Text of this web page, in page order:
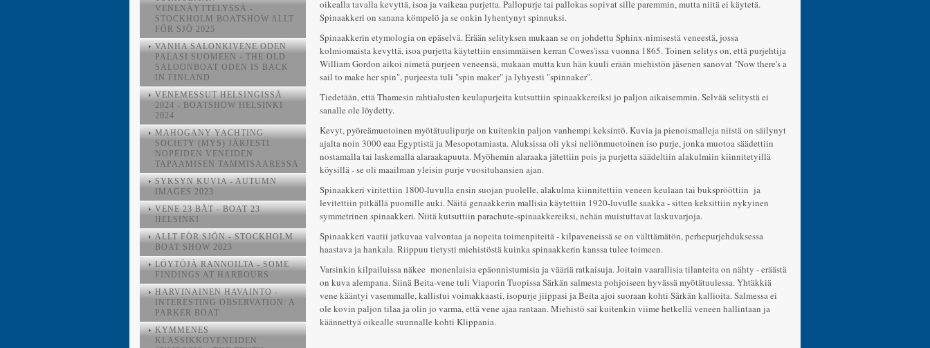
oikealla tavalla kevyttä, isoa ja vaikeaa purjetta. Pallopurje tai pallokas sopivat sille paremmin, mutta niitä ei käytetä.
Spinaakkeri on sanana kömpelö ja se onkin lyhentynyt spinnuksi.
Spinaakkerin etymologia on epäselvä. Erään selityksen mukaan se on johdettu Sphinx-nimisestä veneestä, jossa
kolmiomaista kevyttä, isoa purjetta käytettiin ensimmäisen kerran Cowes'issa vuonna 1865. Toinen selitys on, että purjehtija
William Gordon aikoi nimetä purjeen veneensä, mukaan mutta kun hän kuuli erään miehistön jäsenen sanovat "Now there's a
sail to make her spin", purjeesta tuli "spin maker" ja lyhyesti "spinnaker".
Tiedetään, että Thamesin rahtialusten keulapurjeita kutsuttiin spinaakkereiksi jo paljon aikaisemmin. Selvää selitystä ei
sanalle ole löydetty.
Kevyt, pyöreämuotoinen myötätuulipurje on kuitenkin paljon vanhempi keksintö. Kuvia ja pienoismalleja niistä on säilynyt
ajalta noin 3000 eaa Egyptistä ja Mesopotamiasta. Aluksissa oli yksi neliönmuotoinen iso purje, jonka muotoa säädettiin
nostamalla tai laskemalla alaraakapuuta. Myöhemin alaraaka jätettiin pois ja purjetta säädeltiin alakulmiin kiinnitetyillä
köysillä - se oli maailman yleisin purje vuosituhansien ajan.
Spinaakkeri viritettiin 1800-luvulla ensin suojan puolelle, alakulma kiinnitettiin veneen keulaan tai buksprööttiin ja
levitettiin pitkällä puomille auki. Näitä genaakkerin mallisia käytettiin 1920-luvulle saakka - sitten keksittiin nykyinen
symmetrinen spinaakkeri. Niitä kutsuttiin parachute-spinaakkereiksi, nehän muistuttavat laskuvarjoja.
Spinaakkeri vaatii jatkuvaa valvontaa ja nopeita toimenpiteitä - kilpaveneissä se on välttämätön, perhepurjehduksessa
haastava ja hankala. Riippuu tietysti miehistöstä kuinka spinaakkerin kanssa tulee toimeen.
Varsinkin kilpailuissa näkee monenlaisia epäonnistumisia ja vääriä ratkaisuja. Joitain vaarallisia tilanteita on nähty - eräästä
on kuva alempana. Siinä Beita-vene tuli Viaporin Tuopissa Särkän salmesta pohjoiseen hyvässä myötätuulessa. Yhtäkkiä
vene kääntyi vasemmalle, kallistui voimakkaasti, isopurje jiippasi ja Beita ajoi suoraan kohti Särkän kallioita. Salmessa ei
ole kovin paljon tilaa ja olin jo varma, että vene ajaa rantaan. Miehistö sai kuitenkin viime hetkellä veneen hallintaan ja
käännettyä oikealle suunnalle kohti Klippania.
VENENÄYTTELYSSÄ -
STOCKHOLM BOATSHOW ALLT
FÖR SJÖ 2025
VANHA SALONKIVENE ODEN
PALASI SUOMEEN - THE OLD
SALOONBOAT ODEN IS BACK
IN FINLAND
VENEMESSUT HELSINGISSÄ
2024 - BOATSHOW HELSINKI
2024
MAHOGANY YACHTING
SOCIETY (MYS) JÄRJESTI
NOPEIDEN VENEIDEN
TAPAAMISEN TAMMISAARESSA
SYKSYN KUVIA - AUTUMN
IMAGES 2023
VENE 23 BÅT - BOAT 23
HELSINKI
ALLT FÖR SJÖN - STOCKHOLM
BOAT SHOW 2023
LÖYTÖJÄ RANNOILTA - SOME
FINDINGS AT HARBOURS
HARVINAINEN HAVAINTO -
INTERESTING OBSERVATION: A
PARKER BOAT
KYMMENES
KLASSIKKOVENEIDEN